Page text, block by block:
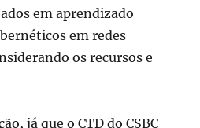
em aprendizado
em redes
os recursos e
já que o CTD do CSBC